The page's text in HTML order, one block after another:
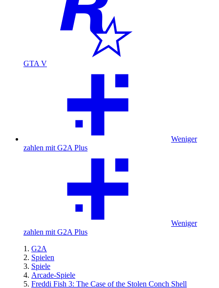
GTA V
Weniger
zahlen mit G2A Plus
Weniger
zahlen mit G2A Plus
G2A
Spielen
Spiele
Arcade-Spiele
Freddi Fish 3: The Case of the Stolen Conch Shell